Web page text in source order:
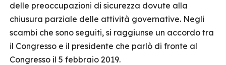
delle preoccupazioni di sicurezza dovute alla
chiusura parziale delle attività governative. Negli
scambi che sono seguiti, si raggiunse un accordo tra
il Congresso e il presidente che parlò di fronte al
Congresso il 5 febbraio 2019.